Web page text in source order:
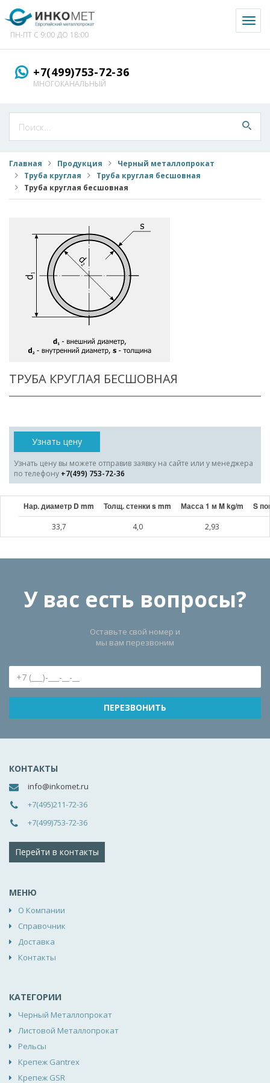
ПН-ПТ С 9:00 ДО 18:00
+7(499)753-72-36
МНОГОКАНАЛЬНЫЙ
Главная Продукция
Черный металлопрокат
Труба круглая
Труба круглая бесшовная
Труба круглая бесшовная
ТРУБА КРУГЛАЯ БЕСШОВНАЯ
Узнать цену
Узнать цену вы можете отправив заявку на сайте или у менеджера
по телефону +7(499) 753-72-36
Нар. диаметр D mm Толщ. стенки s mm Масса 1 м M kg/m S
33,7 4,0 2,93
У вас есть вопросы?
Оставьте свой номер и
мы вам перезвоним
КОНТАКТЫ
info@inkomet.ru
+7(495)211-72-36
+7(499)753-72-36
Перейти в контакты
МЕНЮ
О Компании
Справочник
Доставка
Контакты
КАТЕГОРИИ
Черный Металлопрокат
Листовой Металлопрокат
Рельсы
Крепеж Gantrex
Крепеж GSR